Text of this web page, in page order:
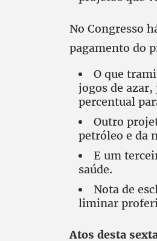
No Congresso
pagamento do
O que
jogos de azar,
percentual
Outro
petróleo e da
E um
saúde.
Nota de
liminar
Atos desta